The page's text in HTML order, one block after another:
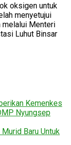
oksigen untuk
menyetujui
melalui Menteri
Luhut Binsar
Kemenkes
Nyungsep
Baru Untuk